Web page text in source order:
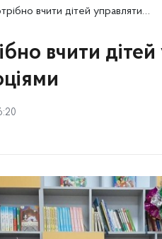
дітей управляти своїми почуттями та емоціями
вчити